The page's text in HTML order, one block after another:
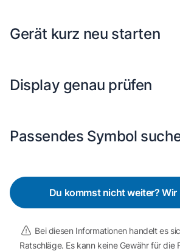
Gerät kurz neu starten
Display genau prüfen
Passendes Symbol
Du kommst nicht weiter? Wir
Bei diesen Informationen handelt es
Ratschläge. Es kann keine Gewähr für die